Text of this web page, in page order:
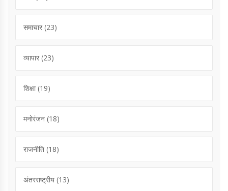
समाचार (23)
व्यापार (23)
शिक्षा(19)
मनोरंजन (18)
राजनीति (18)
अंतरराष्ट्रीय (13)